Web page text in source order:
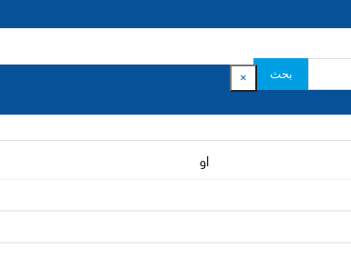
بحث ×
او